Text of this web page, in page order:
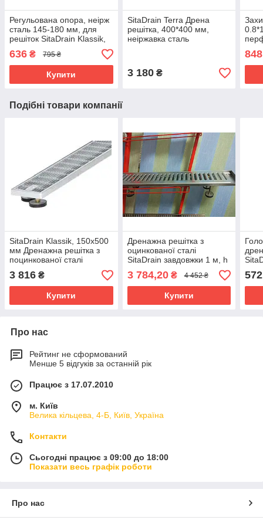
Регульована опора, неірж
сталь 145-180 мм, для
решіток SitaDrain Klassik,
SitaDrain Terra, SitaDrain
636 ₴ 795 ₴
Купити
SitaDrain Terra Дрена
решітка, 400*400 мм,
неіржавка сталь
3 180₴
для
848
Подібні товари компанії
SitaDrain Klassik, 150х500
мм Дренажна решітка з
поцинкованої сталі
3 816 ₴
Купити
Дренажна решітка з
оцинкованої сталі
SitaDrain завдовжки 1 м, h
3 784,20₴ 4 452 ₴
Купити
Про нас
Рейтинг не сформований
Менше 5 відгуків за останній рік
Працює з 17.07.2010
м. Київ
Велика кільцева, 4-Б, Київ, Україна
Контакти
Сьогодні працює з 09:00 до 18:00
Показати весь графік роботи
Про нас